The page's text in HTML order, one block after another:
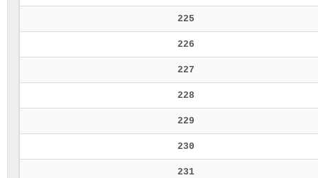
225
226
227
228
229
230
231